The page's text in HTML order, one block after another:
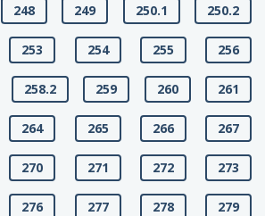
248 249 250.1 250.2
253 254 255 256
258.2 259 260 261
264 265 266 267
270 271 272 273
276 277 278 279